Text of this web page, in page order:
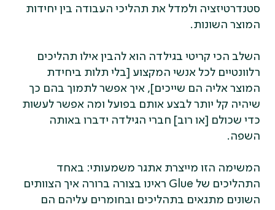
סטנדרטיזציה ולמדל את תהליכי העבודה בין יחידות
המוצר השונות.
השלב הכי קריטי בגילדה הוא להבין אילו תהליכים
רלוונטיים לכל אנשי המקצוע [בלי תלות ביחידת
המוצר אליה הם שייכים], איך אפשר לתמוך בהם כך
שיהיה קל יותר לבצע אותם בפועל ומה אפשר לעשות
כדי שכולם [או רוב] חברי הגילדה ידברו באותה
השפה.
המשימה הזו מייצרת אתגר משמעותי: באחד
התהליכים של Glue ראינו בצורה ברורה איך הצוותים
השונים מתגאים בתהליכים ובחומרים עליהם הם